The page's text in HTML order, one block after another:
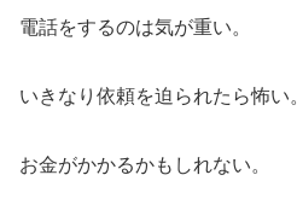
電話をするのは気が重い。
いきなり依頼を迫られたら怖い
お金がかかるかもしれない。